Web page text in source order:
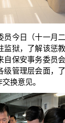
员今日（十一月
监狱，了解该惩
保安事务委员
级管理层会面，
换意见。